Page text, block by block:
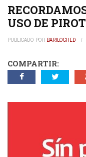
USO DE
PUBLICADO POR BARILOCHED
COMPARTIR: